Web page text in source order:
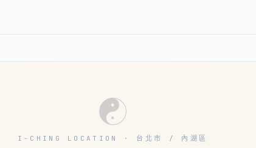
☯
I-CHING LOCATION · 台北市 / 內湖區